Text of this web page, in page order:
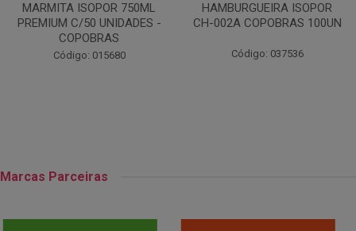
HAMBURGUEIRA ISOPOR
CH-002A COPOBRAS 100UN
Código: 037536
CAIXA PARDA PIZZA N30
OITAVADA BALUARTE C/10
Código: 001124
Marcas Parceiras